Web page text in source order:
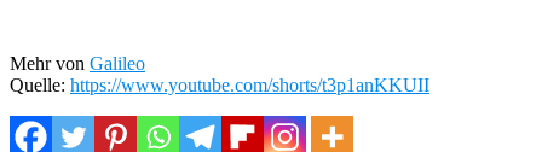
Mehr von Galileo
Quelle: https://www.youtube.com/shorts/t3p1anKKUII